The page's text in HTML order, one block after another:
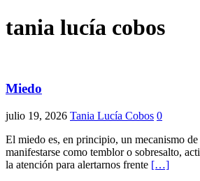
tania lucía cobos
Miedo
julio 19, 2026 Tania Lucía Cobos 0
El miedo es, en principio, un mecanismo
manifestarse como temblor o sobresalto,
la atención para alertarnos frente […]